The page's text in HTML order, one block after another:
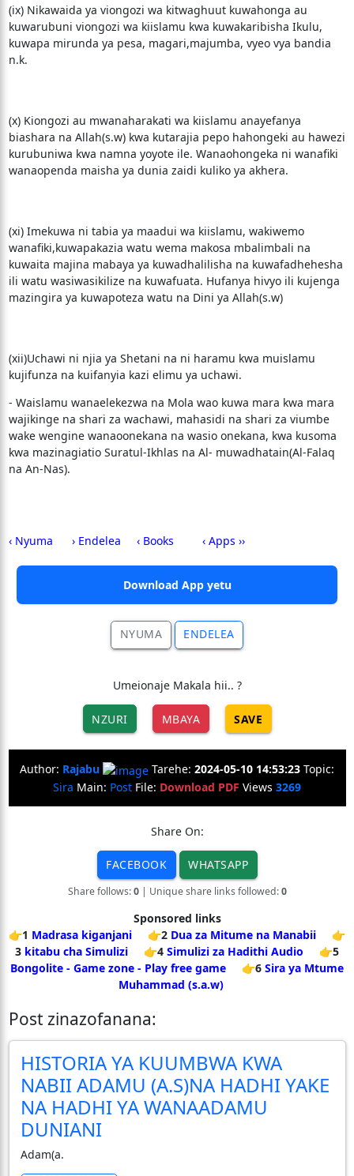
(ix) Nikawaida ya viongozi wa kitwaghuut kuwahonga au
kuwarubuni viongozi wa kiislamu kwa kuwakaribisha Ikulu,
kuwapa mirunda ya pesa, magari,majumba, vyeo vya bandia
n.k.
(x) Kiongozi au mwanaharakati wa kiislamu anayefanya
biashara na Allah(s.w) kwa kutarajia pepo hahongeki au hawezi
kurubuniwa kwa namna yoyote ile. Wanaohongeka ni wanafiki
wanaopenda maisha ya dunia zaidi kuliko ya akhera.
(xi) Imekuwa ni tabia ya maadui wa kiislamu, wakiwemo
wanafiki,kuwapakazia watu wema makosa mbalimbali na
kuwaita majina mabaya ya kuwadhalilisha na kuwafadhehesha
ili watu wasiwasikilize na kuwafuata. Hufanya hivyo ili kujenga
mazingira ya kuwapoteza watu na Dini ya Allah(s.w)
(xii)Uchawi ni njia ya Shetani na ni haramu kwa muislamu
kujifunza na kuifanyia kazi elimu ya uchawi.
- Waislamu wanaelekezwa na Mola wao kuwa mara kwa mara
wajikinge na shari za wachawi, mahasidi na shari za viumbe
wake wengine wanaoonekana na wasio onekana, kwa kusoma
kwa mazinagiatio Suratul-Ikhlas na Al- muwadhatain(Al-Falaq
na An-Nas).
‹ Nyuma › Endelea ‹ Books ‹ Apps ››
Download App yetu
NYUMA ENDELEA
Umeionaje Makala hii.. ?
NZURI MBAYA SAVE
Author: Rajabu Tarehe: 2024-05-10 14:53:23 Topic:
Sira Main: Post File: Download PDF Views 3269
Share On:
FACEBOOK WHATSAPP
Share follows:0| Unique share links followed:0
Sponsored links
👉1 Madrasa kiganjani 👉2 Dua za Mitume na Manabii
👉
3 kitabu cha Simulizi 👉4 Simulizi za Hadithi Audio
👉5
Bongolite - Game zone - Play free game
👉6 Sira ya Mtume
Muhammad (s.a.w)
Post zinazofanana:
HISTORIA YA KUUMBWA KWA
NABII ADAMU (A.S)NA HADHI YAKE
NA HADHI YA WANAADAMU
DUNIANI
Adam(a.